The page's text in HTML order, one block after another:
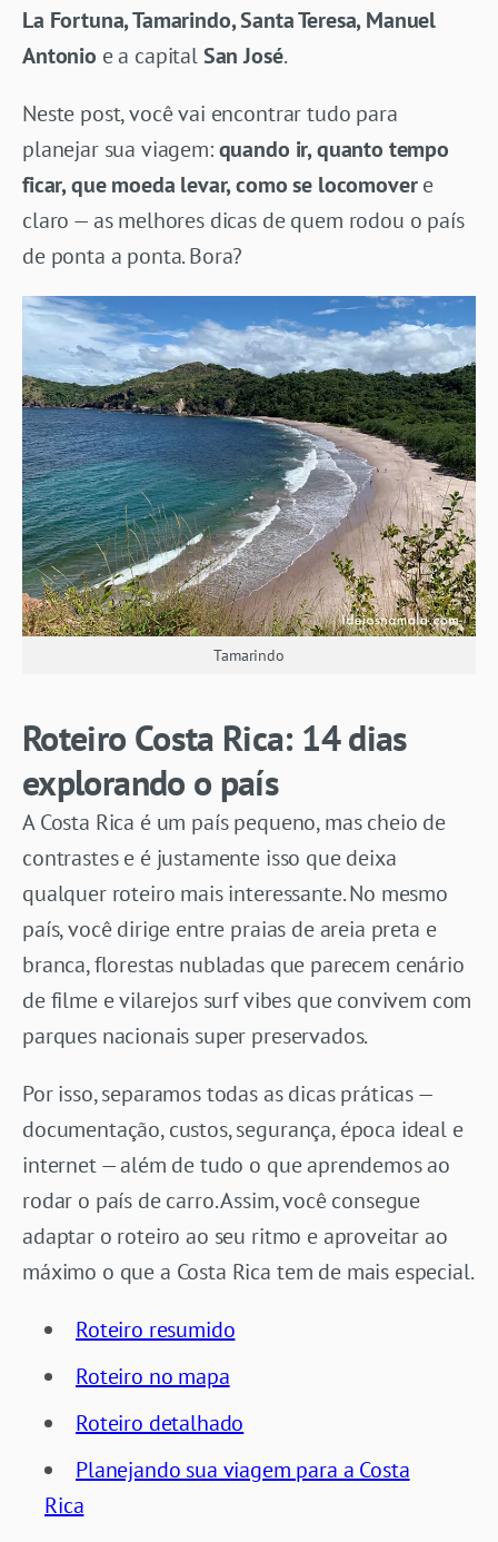
La Fortuna, Tamarindo, Santa Teresa, Manuel
Antonio e a capitalSan José.
Neste post, você vai encontrar tudo para
planejar sua viagem:quando ir, quanto tempo
ficar, que moeda levar, como se locomovere
claro — as melhores dicas de quem rodou o país
de ponta a ponta. Bora?
Tamarindo
Roteiro Costa Rica: 14 dias
explorando o país
A Costa Rica é um país pequeno, mas cheio de
contrastes e é justamente isso que deixa
qualquer roteiro mais interessante. No mesmo
país, você dirige entre praias de areia preta e
branca, florestas nubladas que parecem cenário
de filme e vilarejos surf vibes que convivem com
parques nacionais super preservados.
Por isso, separamos todas as dicas práticas —
documentação, custos, segurança, época ideal e
internet — além de tudo o que aprendemos ao
rodar o país de carro. Assim, você consegue
adaptar o roteiro ao seu ritmo e aproveitar ao
máximo o que a Costa Rica tem de mais especial.
Roteiro resumido
Roteiro no mapa
Roteiro detalhado
Planejando sua viagem para a Costa
Rica